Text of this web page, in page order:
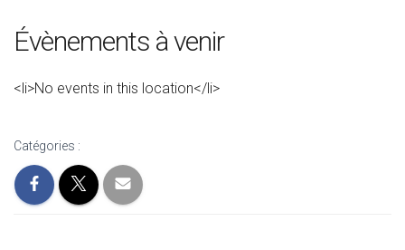
Évènements à venir
<li>No events in this location</li>
Catégories :